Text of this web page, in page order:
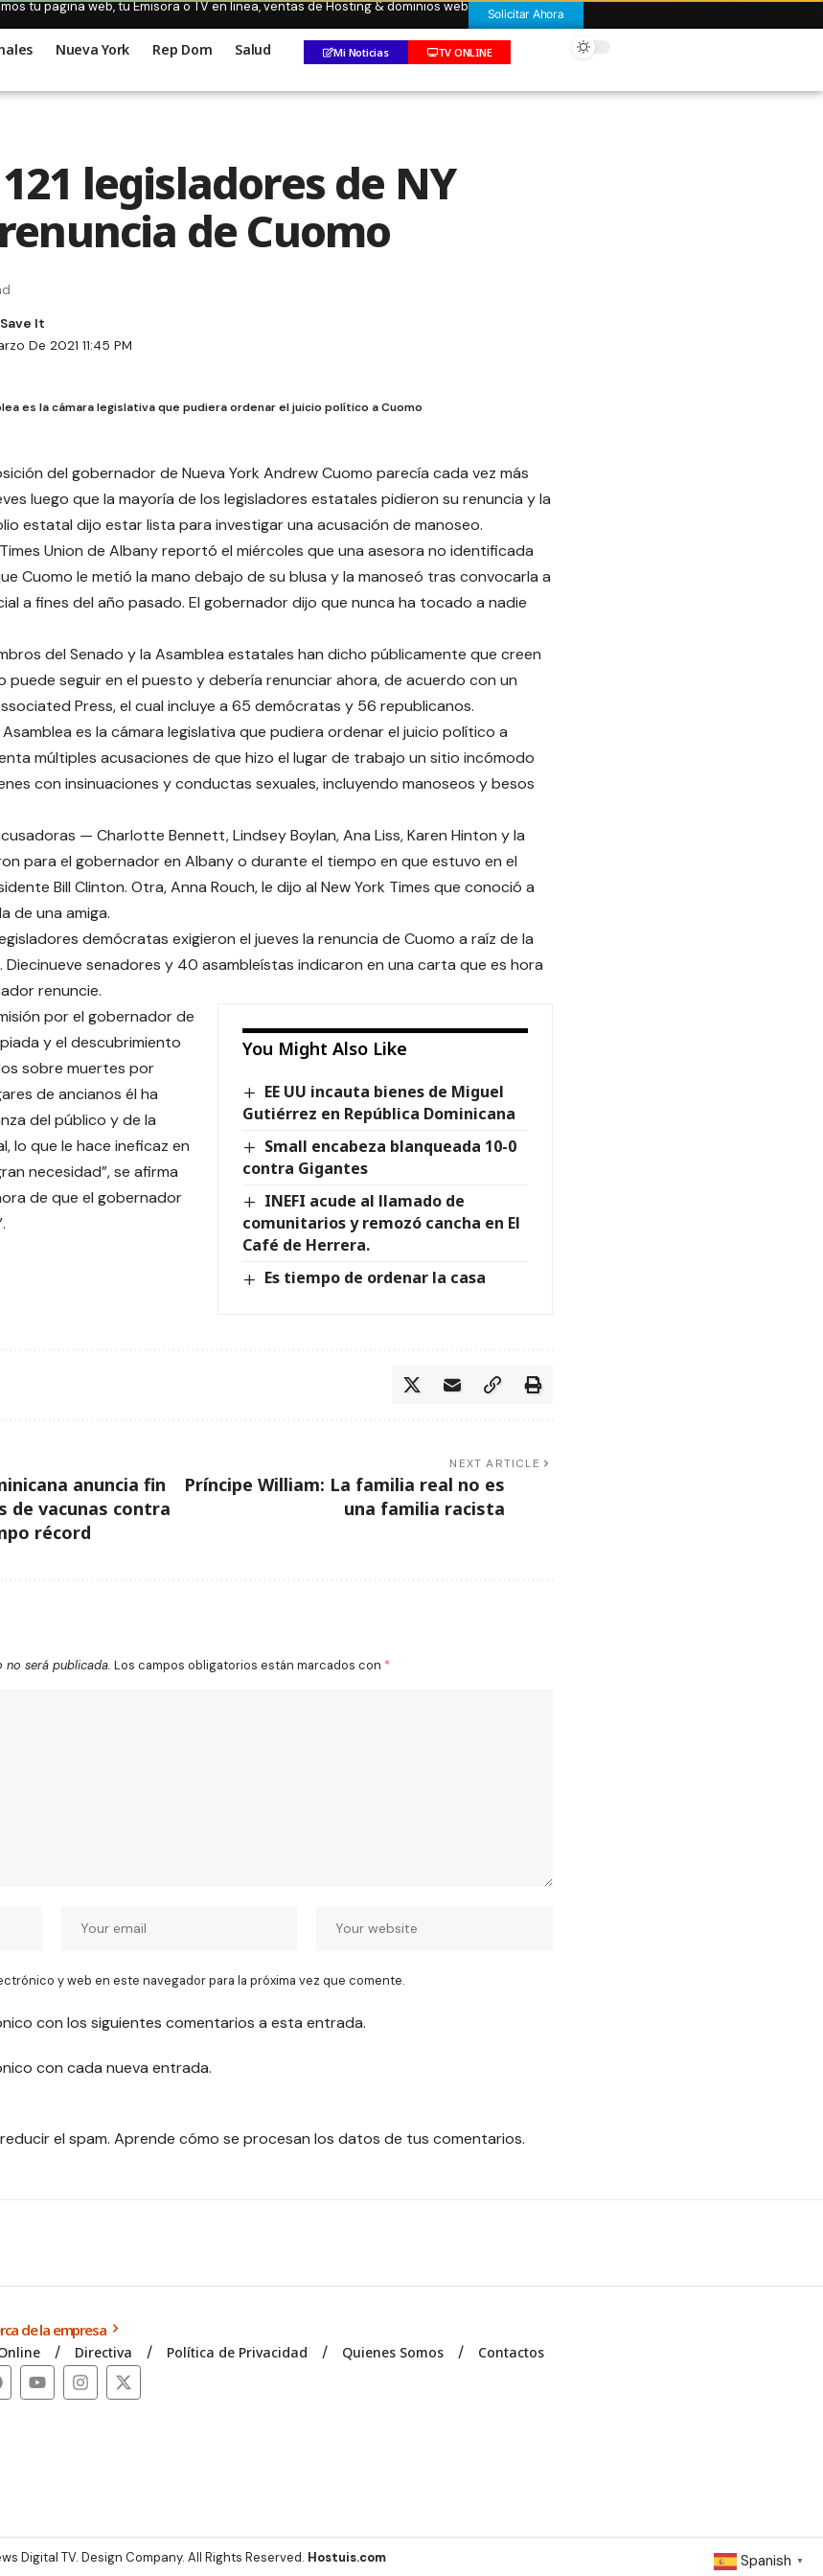
tu pagina web, tu Emisora o TV en linea, ventas de Hosting & dominios web Solicitar Ahora
Nueva York Rep Dom Salud Mi Noticias TV ONLINE
legisladores de NY
de Cuomo
De 2021 11:45 PM
es la cámara legislativa que pudiera ordenar el juicio político a Cuomo
del gobernador de Nueva York Andrew Cuomo parecía cada vez más
luego que la mayoría de los legisladores estatales pidieron su renuncia y la
estatal dijo estar lista para investigar una acusación de manoseo.
Union de Albany reportó el miércoles que una asesora no identificada
Cuomo le metió la mano debajo de su blusa y la manoseó tras convocarla a
a fines del año pasado. El gobernador dijo que nunca ha tocado a nadie
del Senado y la Asamblea estatales han dicho públicamente que creen
puede seguir en el puesto y debería renunciar ahora, de acuerdo con un
Press, el cual incluye a 65 demócratas y 56 republicanos.
Asamblea es la cámara legislativa que pudiera ordenar el juicio político a
múltiples acusaciones de que hizo el lugar de trabajo un sitio incómodo
con insinuaciones y conductas sexuales, incluyendo manoseos y besos
— Charlotte Bennett, Lindsey Boylan, Ana Liss, Karen Hinton y la
para el gobernador en Albany o durante el tiempo en que estuvo en el
Bill Clinton. Otra, Anna Rouch, le dijo al New York Times que conoció a
de una amiga.
demócratas exigieron el jueves la renuncia de Cuomo a raíz de la
Diecinueve senadores y 40 asambleístas indicaron en una carta que es hora
renuncie.
You Might Also Like
EE UU incauta bienes de Miguel
Gutiérrez en República Dominicana
Small encabeza blanqueada 10-0
contra Gigantes
INEFI acude al llamado de
comunitarios y remozó cancha en El
Café de Herrera.
Es tiempo de ordenar la casa
por el gobernador de
y el descubrimiento
sobre muertes por
de ancianos él ha
del público y de la
lo que le hace ineficaz en
necesidad”, se afirma
de que el gobernador
anuncia fin
de vacunas contra
récord
NEXT ARTICLE
Príncipe William: La familia real no es
una familia racista
será publicada. Los campos obligatorios están marcados con *
y web en este navegador para la próxima vez que comente.
con los siguientes comentarios a esta entrada.
con cada nueva entrada.
el spam. Aprende cómo se procesan los datos de tus comentarios.
de la empresa
Directiva Política de Privacidad Quienes Somos Contactos
Digital TV. Design Company. All Rights Reserved. Hostuis.com Spanish ▼